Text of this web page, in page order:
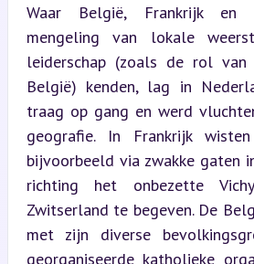
Waar België, Frankrijk en
mengeling van lokale
leiderschap (zoals de rol
België) kenden, lag in
traag op gang en werd
geografie. In Frankrijk
bijvoorbeeld via zwakke gaten
richting het onbezette
Zwitserland te begeven. De
met zijn diverse
georganiseerde katholieke